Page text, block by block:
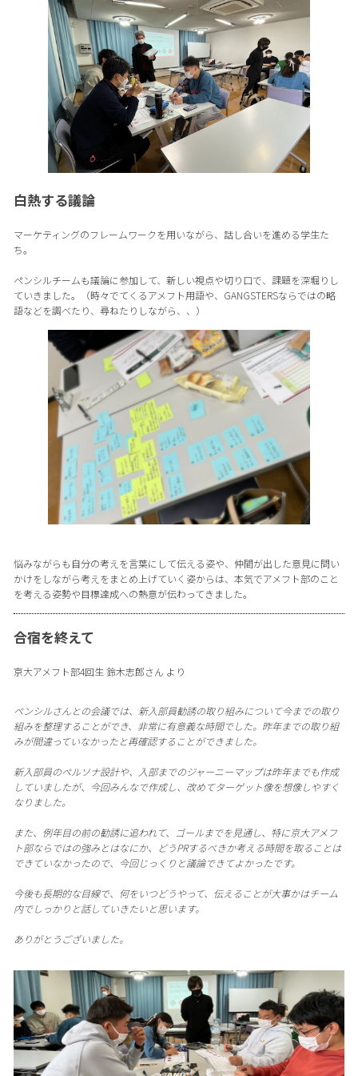
白熱する議論
マーケティングのフレームワークを用いながら、話し合いを進める学生た
ち。
ペンシルチームも議論に参加して、新しい視点や切り口で、課題を深堀りし
ていきました。（時々でてくるアメフト用語や、GANGSTERSならではの略
語などを調べたり、尋ねたりしながら、、）
悩みながらも自分の考えを言葉にして伝える姿や、仲間が出した意見に問い
かけをしながら考えをまとめ上げていく姿からは、本気でアメフト部のこと
を考える姿勢や目標達成への熱意が伝わってきました。
合宿を終えて
京大アメフト部4回生 鈴木志郎さん より
ペンシルさんとの会議では、新入部員勧誘の取り組みについて今までの取り
組みを整理することができ、非常に有意義な時間でした。昨年までの取り組
みが間違っていなかったと再確認することができました。
新入部員のペルソナ設計や、入部までのジャーニーマップは昨年までも作成
していましたが、今回みんなで作成し、改めてターゲット像を想像しやすく
なりました。
また、例年目の前の勧誘に追われて、ゴールまでを見通し、特に京大アメフ
ト部ならではの強みとはなにか、どうPRするべきか考える時間を取ることは
できていなかったので、今回じっくりと議論できてよかったです。
今後も長期的な目線で、何をいつどうやって、伝えることが大事かはチーム
内でしっかりと話していきたいと思います。
ありがとうございました。